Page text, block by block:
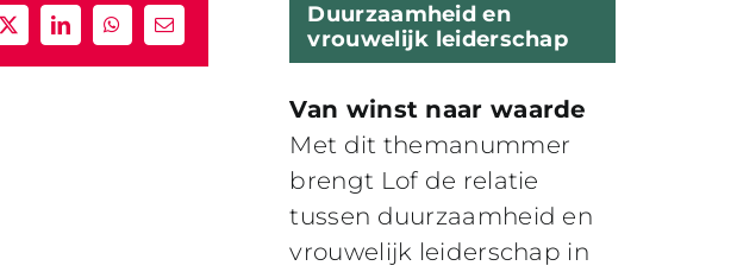
X LinkedInWhatsApp
E-
mail
Duurzaamheid en
vrouwelijk leiderschap
Van winst naar waarde
Met dit themanummer
brengt Lof de relatie
tussen duurzaamheid en
vrouwelijk leiderschap in